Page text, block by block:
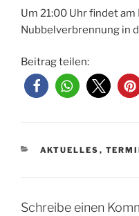
Um 21:00 Uhr findet
Nubbelverbrennung in
Beitrag teilen:
KATEGORIEN
AKTUELLES ,
Schreibe einen